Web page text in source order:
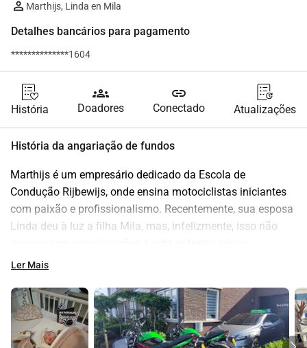
Marthijs, Linda en Mila
Detalhes bancários para pagamento
**************1604
História
groups
Doadores
link
Conectado Atualizações
História da angariação de fundos
Marthijs é um empresário dedicado da Escola de
Condução Rijbewijs, onde ensina motociclistas iniciantes
com paixão e profissionalismo. Recentemente, sua esposa
Linda deu à luz a filha Mila, mas, infelizmente, isso não
problemas de saúde, pois seus órgãos estão falhando um
recuperar. Além disso, Mila também teve que enfrentar sua
própria luta, devido a problemas cardíacos na primeira
semana.
Ler Mais